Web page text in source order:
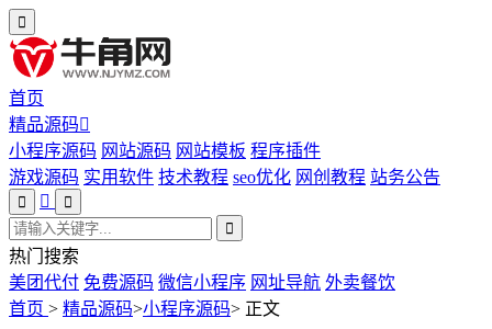
首页
精品源码
小程序源码 网站源码 网站模板 程序插件
游戏源码 实用软件 技术教程 seo优化 网创教程 站务公告
热门搜索
美团代付 免费源码 微信小程序 网址导航 外卖餐饮
首页 > 精品源码>小程序源码> 正文